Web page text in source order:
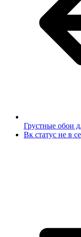
Грустные обои
Вк статус не в